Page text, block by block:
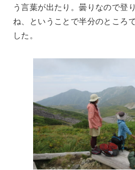
う言葉が出たり。曇りなので登
ね、ということで半分のところ
した。